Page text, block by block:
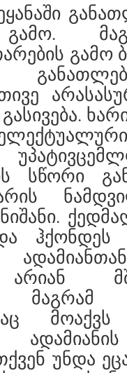
გამო.
გამო
სწორი
არიან
მაგრამ
უნდა